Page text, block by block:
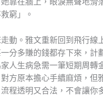
窮」。
動。雅文重新回到飛行線
分多賺的錢都存下來，計
人生病急需一筆短期周轉
對方原本擔心手續麻煩，但
程透明又合法，不會讓你